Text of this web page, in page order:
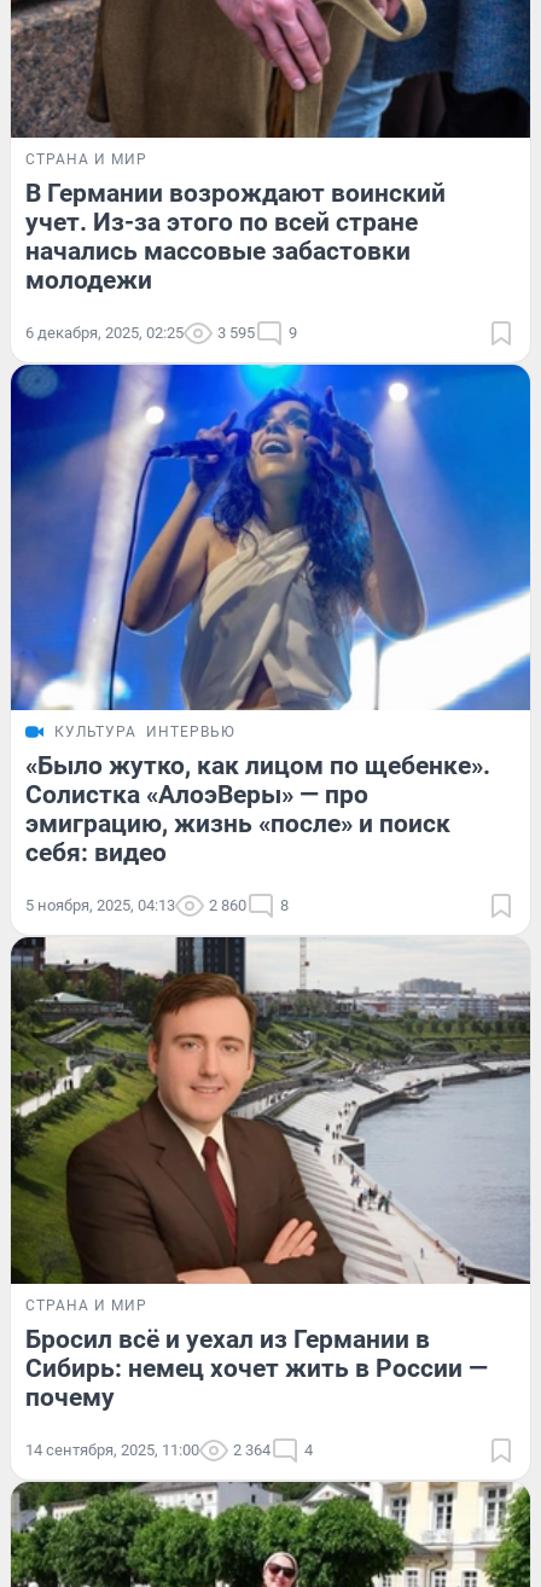
СТРАНА И МИР
В Германии возрождают воинский
учет. Из-за этого по всей стране
начались массовые забастовки
молодежи
6 декабря, 2025, 02:25 3 595 9
КУЛЬТУРА ИНТЕРВЬЮ
«Было жутко, как лицом по щебенке».
Солистка «АлоэВеры» — про
эмиграцию, жизнь «после» и поиск
себя: видео
5 ноября, 2025, 04:13 2 860 8
СТРАНА И МИР
Бросил всё и уехал из Германии в
Сибирь: немец хочет жить в России —
почему
14 сентября, 2025, 11:00 2 364 4